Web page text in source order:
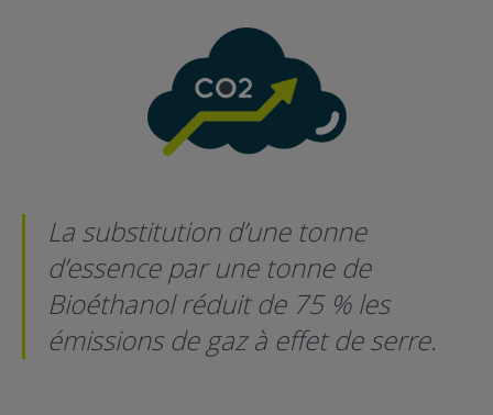
La substitution d’une tonne
d’essence par une tonne de
Bioéthanol réduit de 75 % les
émissions de gaz à effet de serre.